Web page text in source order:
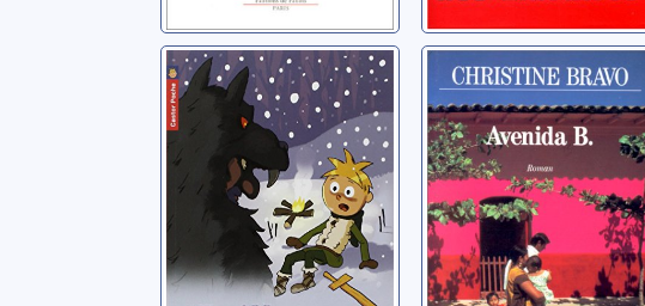
[Guillaume petit
chevalier]: [03]:
La nuit des loups
Dufresne, Didier
Avenida B.
Bravo, Christine